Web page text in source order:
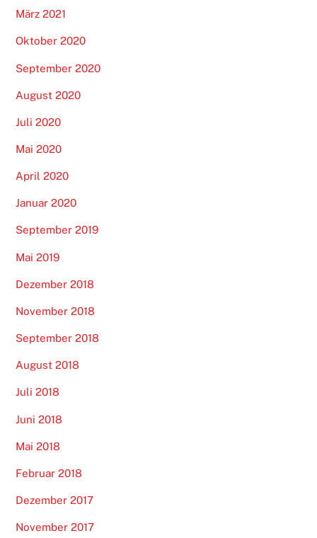
März 2021
Oktober 2020
September 2020
August 2020
Juli 2020
Mai 2020
April 2020
Januar 2020
September 2019
Mai 2019
Dezember 2018
November 2018
September 2018
August 2018
Juli 2018
Juni 2018
Mai 2018
Februar 2018
Dezember 2017
November 2017